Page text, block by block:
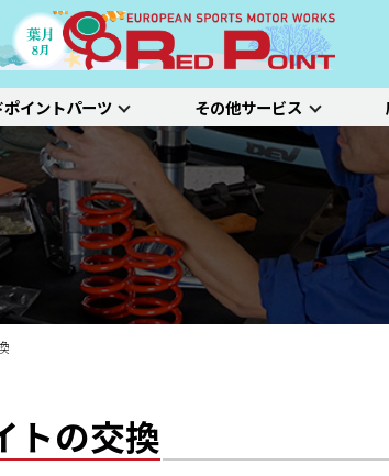
SDL診断 ホイールアラ
タイヤ整備 新車点検整備
ステージ1／ベーシック ステージ2／
ポイントパーツ
シトロエン/DS アルファロメオ
吸排気系 サスペンショ
エクステリア インテリア
その他サービス
特選中古車 車両買い取り
トの交換